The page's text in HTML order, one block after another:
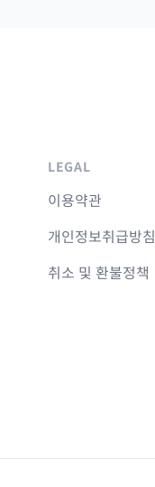
LEGAL
이용약관
개인정보취급방침
취소 및 환불정책